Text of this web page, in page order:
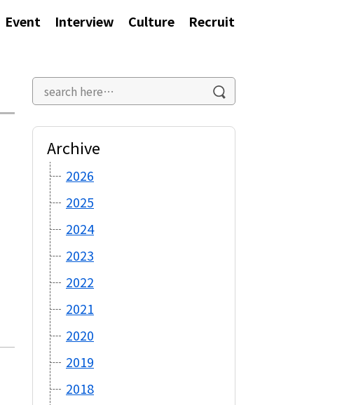
Event Interview Culture Recruit
Archive
2026
2025
2024
2023
2022
2021
2020
2019
2018